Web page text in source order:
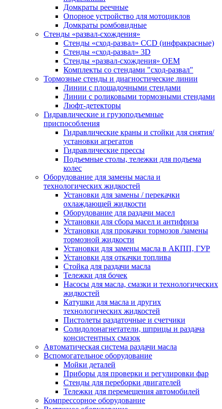
Домкраты реечные
Опорное устройство для мотоциклов
Домкраты ромбовидные
Стенды «развал-схождения»
Стенды «сход-развал» CCD (инфракрасные)
Стенды «сход-развал» 3D
Стенды «развал-схождения» ОЕМ
Комплекты со стендами "сход-развал"
Тормозные стенды и диагностические линии
Линии с площадочными стендами
Линии с роликовыми тормозными стендами
Люфт-детекторы
Гидравлические и грузоподъемные
приспособления
Гидравлические краны и стойки для снятия/
установки агрегатов
Гидравлические прессы
Подъемные столы, тележки для подъема
колес
Оборудование для замены масла и
технологических жидкостей
Установки для замены / перекачки
охлаждающей жидкости
Оборудование для раздачи масел
Установки для сбора масел и антифриза
Установки для прокачки тормозов /замены
тормозной жидкости
Установки для замены масла в АКПП, ГУР
Установки для откачки топлива
Стойка для раздачи масла
Тележки для бочек
Насосы для масла, смазки и технологических
жидкостей
Катушки для масла и других
технологических жидкостей
Пистолеты раздаточные и счетчики
Солидолонагнетатели, шприцы и раздача
консистентных смазок
Автоматическая система раздачи масла
Вспомогательное оборудование
Мойки деталей
Приборы для проверки и регулировки фар
Стенды для переборки двигателей
Тележки для перемещения автомобилей
Компрессорное оборудование